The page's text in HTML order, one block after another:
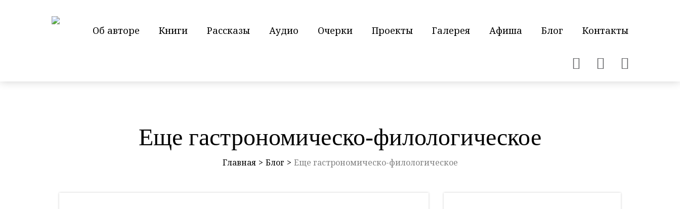
Об авторе Книги Рассказы Аудио Очерки Проекты Галерея Афиша Блог Контакты
Еще гастрономическо-филологическое
Главная Блог Еще гастрономическо-филологическое